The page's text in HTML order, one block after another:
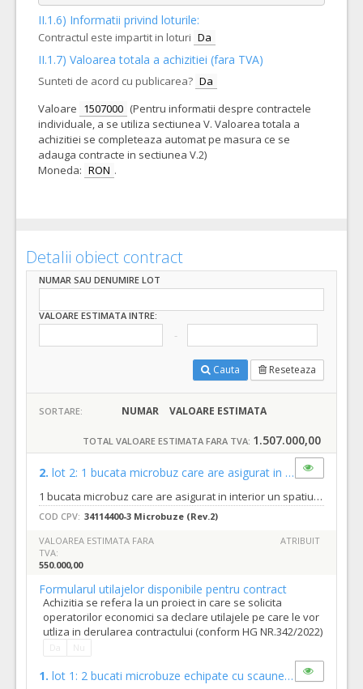
II.1.6) Informatii privind loturile:
Contractul este impartit in loturi Da
II.1.7) Valoarea totala a achizitiei (fara TVA)
Sunteti de acord cu publicarea? Da
Valoare 1507000 (Pentru informatii despre contractele
individuale, a se utiliza sectiunea V. Valoarea totala a
achizitiei se completeaza automat pe masura ce se
adauga contracte in sectiunea V.2)
Moneda: RON .
Detalii obiect contract
NUMAR SAU DENUMIRE LOT
VALOARE ESTIMATA INTRE:
Cauta Reseteaza
SORTARE: NUMAR VALOARE ESTIMATA
TOTAL VALOARE ESTIMATA FARA TVA: 1.507.000,00
2. lot 2: 1 bucata microbuz care are asigurat in interior un spatiu special amenajat pentru carucioarele pentru persoanele cu dizabilitati, prin demontarea scaunelor din salon
1 bucata microbuz care are asigurat in interior un spatiu special amenajat pentru carucioarele pentru persoanele cu dizabilitati, prin demontarea scaunelor din salon
COD CPV: 34114400-3 Microbuze (Rev.2)
VALOAREA ESTIMATA FARA
TVA:
550.000,00
ATRIBUIT
Formularul utilajelor disponibile pentru contract
Achizitia se refera la un proiect in care se solicita
operatorilor economici sa declare utilajele pe care le vor
utliza in derularea contractului (conform HG NR.342/2022)
1. lot 1: 2 bucati microbuze echipate cu scaune pentru pasageri pe toata lungimea masinii